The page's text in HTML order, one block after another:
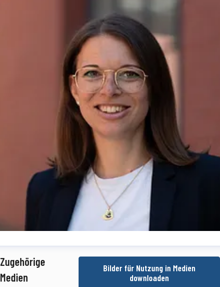
Teamkoordinatorin Medienmanagement Presse- und
Zugehörige
Medien
Bilder für Nutzung in Medien
downloaden